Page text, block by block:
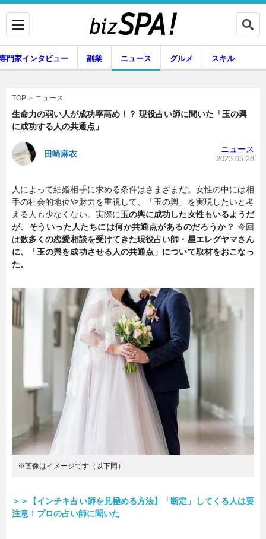
専門家インタビュー
副業 ニュース
グルメ スキル
暮らし エンタメ
連載一覧
門家インタビュー 副業 ニュース グルメ スキル
TOP ニュース
生命力の弱い人が成功率高め！？ 現役占い師に聞いた「玉の輿
に成功する人の共通点」
田崎麻衣 ニュース
2023.05.28
人によって結婚相手に求める条件はさまざまだ。女性の中には相
手の社会的地位や財力を重視して、「玉の輿」を実現したいと考
える人も少なくない。実際に玉の輿に成功した女性もいるようだ
が、そういった人たちには何か共通点があるのだろうか？ 今回
は数多くの恋愛相談を受けてきた現役占い師・星エレグヤマさん
に、「玉の輿を成功させる人の共通点」について取材をおこなっ
た。
※画像はイメージです（以下同）
＞＞【インチキ占い師を見極める方法】「断定」してくる人は要
注意！プロの占い師に聞いた